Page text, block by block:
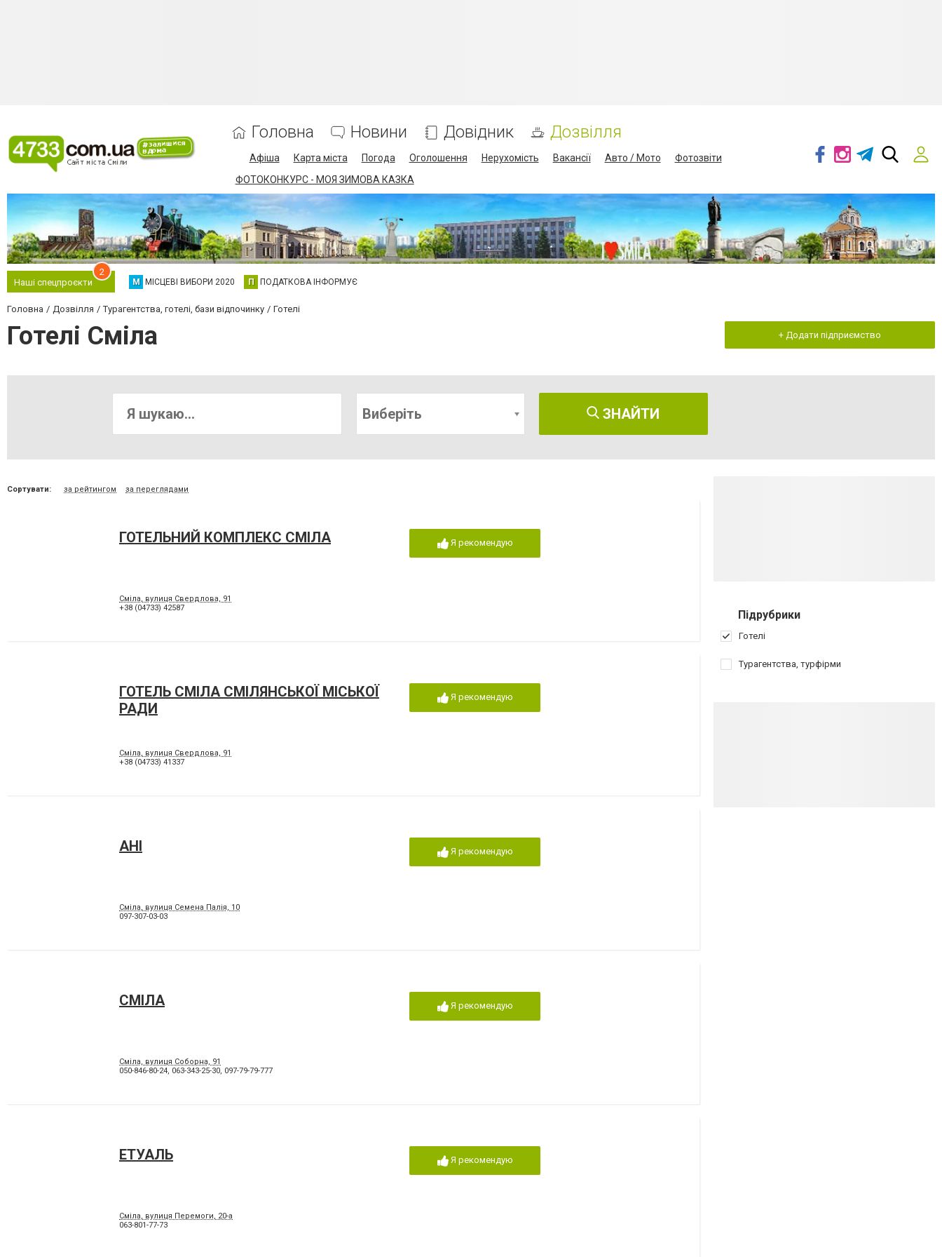
Головна Новини Довідник Дозвілля
Афіша Карта міста Погода Оголошення Нерухомість Вакансії Авто / Мото
Фотозвіти
ФОТОКОНКУРС - МОЯ ЗИМОВА КАЗКА
Наші спецпроєкти
2
М МІСЦЕВІ ВИБОРИ 2020 П ПОДАТКОВА ІНФОРМУЄ
Головна Дозвілля Турагентства, готелі, бази відпочинку Готелі
Готелі Сміла + Додати підприємство
Виберіть ЗНАЙТИ
Сортувати: за рейтингом за переглядами
ГОТЕЛЬНИЙ КОМПЛЕКС СМІЛА
Сміла, вулиця Свердлова, 91
+38 (04733) 42587
Я рекомендую
ГОТЕЛЬ СМІЛА СМІЛЯНСЬКОЇ МІСЬКОЇ
РАДИ
Сміла, вулиця Свердлова, 91
+38 (04733) 41337
Я рекомендую
АНІ
Сміла, вулиця Семена Палія, 10
097-307-03-03
Я рекомендую
СМІЛА
Сміла, вулиця Соборна, 91
050-846-80-24, 063-343-25-30, 097-79-79-777
Я рекомендую
ЕТУАЛЬ
Сміла, вулиця Перемоги, 20-а
063-801-77-73
Я рекомендую
Підрубрики
Готелі
Турагентства, турфірми